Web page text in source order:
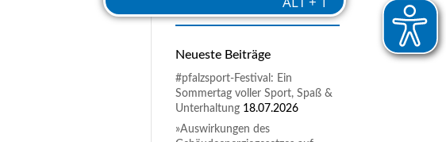
Neueste Beiträge
#pfalzsport-Festival: Ein
Sommertag voller Sport, Spaß &
Unterhaltung 18.07.2026
»Auswirkungen des